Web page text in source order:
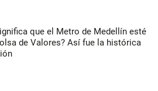
que el Metro de Medellín esté
de Valores? Así fue la histórica